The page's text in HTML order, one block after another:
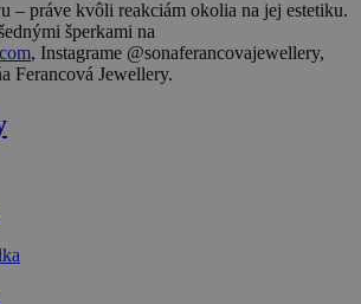
– práve kvôli reakciám okolia na jej estetiku.
šperkami na
, Instagrame @sonaferancovajewellery,
Ferancová Jewellery.